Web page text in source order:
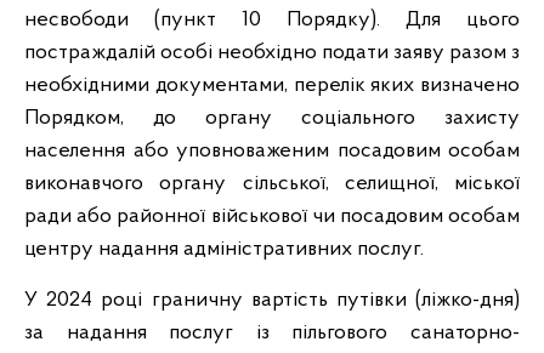
несвободи (пункт 10 Порядку). Для цього
постраждалій особі необхідно подати заяву разом з
необхідними документами, перелік яких визначено
Порядком, до органу соціального захисту
населення або уповноваженим посадовим особам
виконавчого органу сільської, селищної, міської
ради або районної військової чи посадовим особам
центру надання адміністративних послуг.
У 2024 році граничну вартість путівки (ліжко-дня)
за надання послуг із пільгового санаторно-